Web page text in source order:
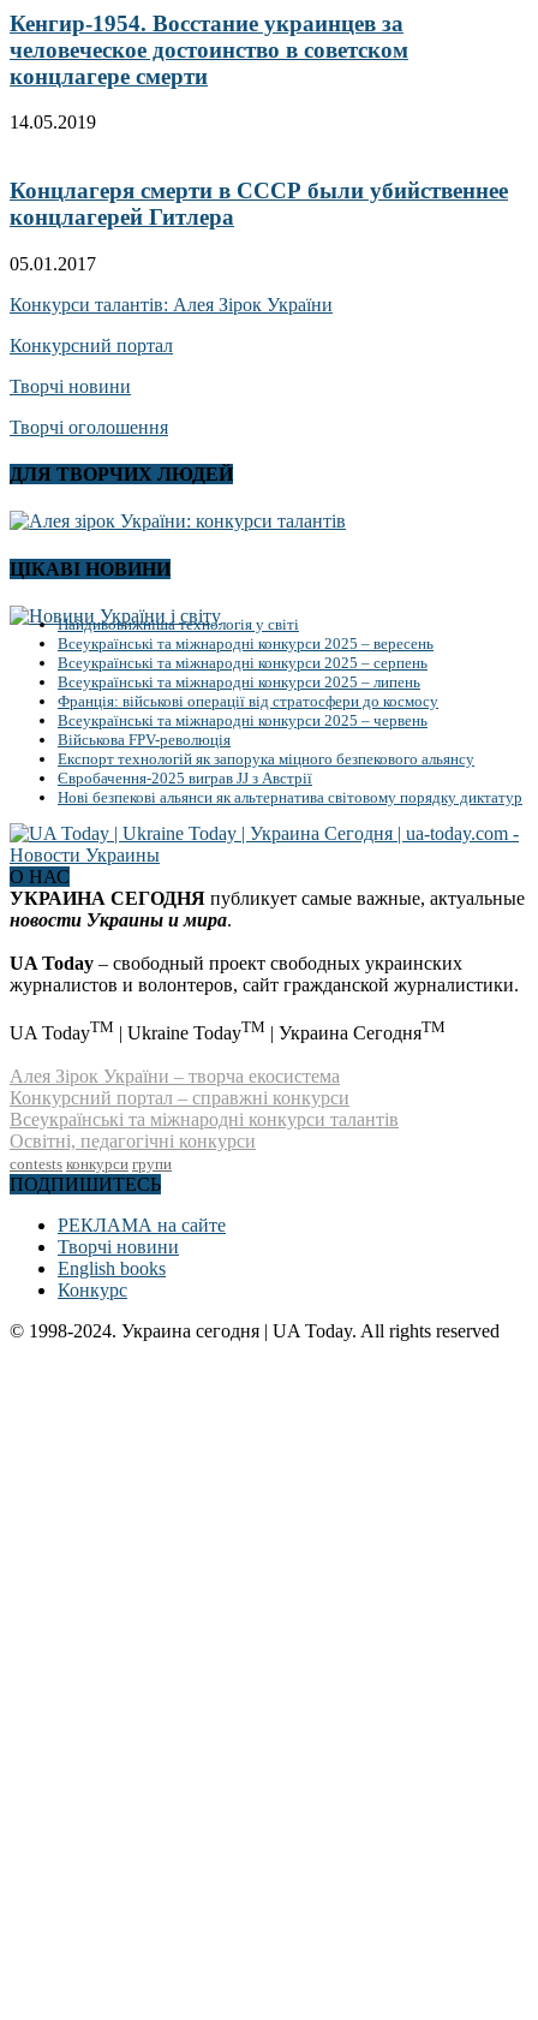
Кенгир-1954. Восстание украинцев за
человеческое достоинство в советском
концлагере смерти
14.05.2019
Концлагеря смерти в СССР были убийственнее
концлагерей Гитлера
05.01.2017
Конкурси талантів: Алея Зірок України
Конкурсний портал
Творчі новини
Творчі оголошення
ДЛЯ ТВОРЧИХ ЛЮДЕЙ
ЦІКАВІ НОВИНИ
Найдивовижніша технологія у світі
Всеукраїнські та міжнародні конкурси 2025 – вересень
Всеукраїнські та міжнародні конкурси 2025 – серпень
Всеукраїнські та міжнародні конкурси 2025 – липень
Франція: військові операції від стратосфери до космосу
Всеукраїнські та міжнародні конкурси 2025 – червень
Військова FPV-революція
Експорт технологій як запорука міцного безпекового альянсу
Євробачення-2025 виграв JJ з Австрії
Нові безпекові альянси як альтернатива світовому порядку диктатур
О НАС
УКРАИНА СЕГОДНЯ публикует самые важные, актуальные
новости Украины и мира.
UA Today – свободный проект свободных украинских
журналистов и волонтеров, сайт гражданской журналистики.
UA TodayTM | Ukraine TodayTM | Украина СегодняTM
Алея Зірок України – творча екосистема
Конкурсний портал – справжні конкурси
Всеукраїнські та міжнародні конкурси талантів
Освітні, педагогічні конкурси
contests конкурси групи
ПОДПИШИТЕСЬ
РЕКЛАМА на сайте
Творчі новини
English books
Конкурс
© 1998-2024. Украина сегодня | UA Today. All rights reserved